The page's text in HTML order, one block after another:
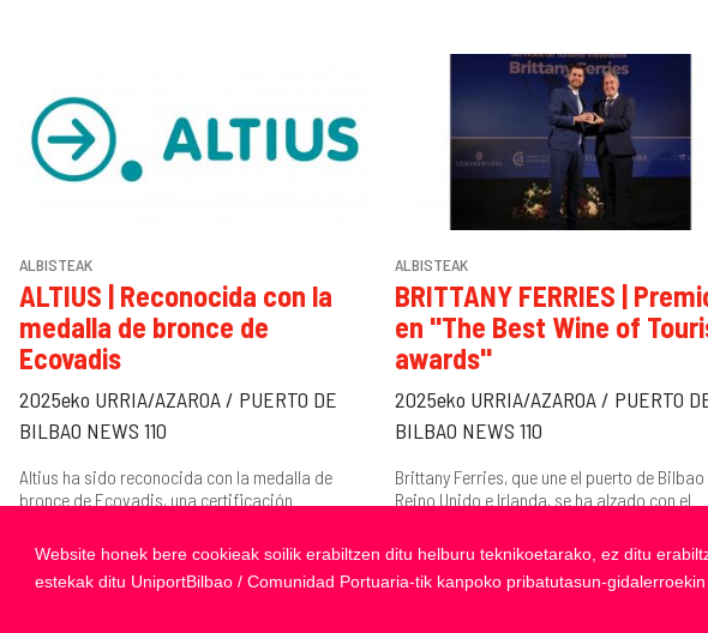
ALBISTEAK
ALTIUS | Reconocida con la
medalla de bronce de
Ecovadis
2025eko URRIA/AZAROA / PUERTO DE
BILBAO NEWS 110
Altius ha sido reconocida con la medalla de
bronce de Ecovadis, una certificación
aspectos como medio...
ALBISTEAK
BRITTANY FERRIES |
en "The Best Wine of
awards"
2025eko URRIA/AZAROA / PUERTO
BILBAO NEWS 110
Brittany Ferries, que une el puerto de Bilbao
Reino Unido e Irlanda, se ha alzado con el
Enoturismo en los...
Website honek bere cookieak soilik erabiltzen ditu helburu teknikoetarako, ez ditu
estekak ditu UniportBilbao / Comunidad Portuaria-tik kanpoko pribatutasun-